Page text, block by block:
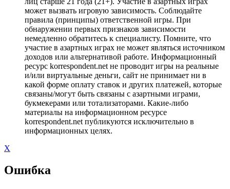
может вызвать игровую зависимость. Соблюдайте
правила (принципы) ответственной игры. При
обнаружении первых признаков зависимости
немедленно обратитесь к специалисту. Помните, что
участие в азартных играх не может являться источником
доходов или альтернативой работе. Информационный
ресурс korrespondent.net не проводит игры на реальные
и/или виртуальные деньги, сайт не принимает ни в
какой форме оплату ставок и других платежей, которые
связаны/могут быть связаны с азартными играми,
букмекерами или тотализаторами. Какие-либо
материалы на информационном ресурсе
korrespondent.net публикуются исключительно в
информационных целях.
X
Ошибка